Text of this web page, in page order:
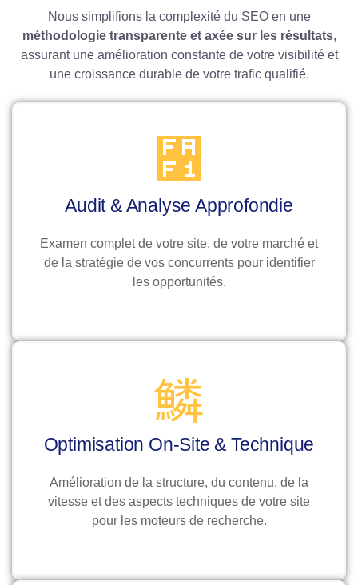
Nous simplifions la complexité du SEO en une
méthodologie transparente et axée sur les résultats,
assurant une amélioration constante de votre visibilité et
une croissance durable de votre trafic qualifié.
Audit & Analyse Approfondie
Examen complet de votre site, de votre marché et
de la stratégie de vos concurrents pour identifier
les opportunités.
Optimisation On-Site & Technique
Amélioration de la structure, du contenu, de la
vitesse et des aspects techniques de votre site
pour les moteurs de recherche.